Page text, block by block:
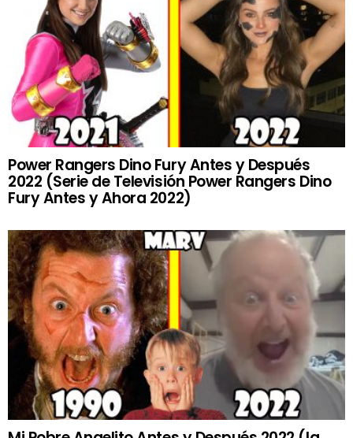
Power Rangers Dino Fury Antes y Después
2022 (Serie de Televisión Power Rangers Dino
Fury Antes y Ahora 2022)